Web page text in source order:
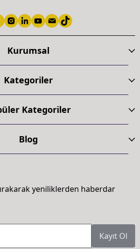
Kurumsal
Kategoriler
Kategoriler
Blog
yeniliklerden haberdar
Kayıt Ol